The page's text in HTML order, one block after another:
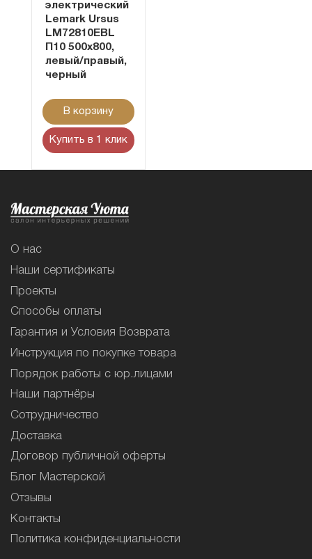
электрический
Lemark Ursus
LM72810EBL
П10 500x800,
левый/правый,
черный
В корзину
Купить в 1 клик
О нас
Наши сертификаты
Проекты
Способы оплаты
Гарантия и Условия Возврата
Инструкция по покупке товара
Порядок работы с юр.лицами
Наши партнёры
Сотрудничество
Доставка
Договор публичной оферты
Блог Мастерской
Отзывы
Контакты
Политика конфиденциальности